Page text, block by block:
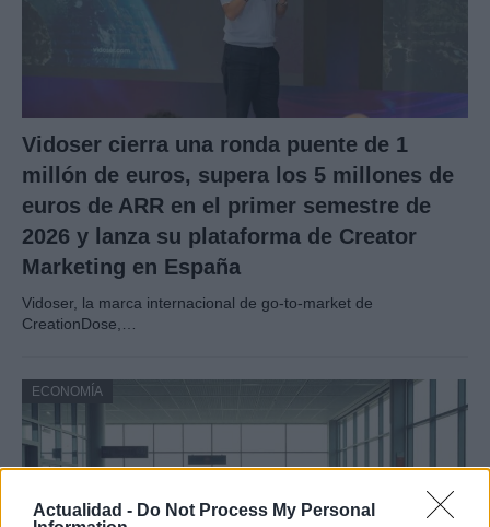
Actualidad - Do Not Process My Personal
Vidoser cierra una ronda puente de 1
millón de euros, supera los 5 millones de
euros de ARR en el primer semestre de
2026 y lanza su plataforma de Creator
Marketing en España
Vidoser, la marca internacional de go-to-market de
CreationDose,…
ECONOMÍA